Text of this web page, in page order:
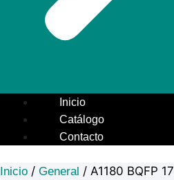
Inicio
Catálogo
Contacto
Inicio / General / A1180 BQFP